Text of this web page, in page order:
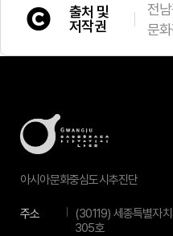
출처 및
저작권
전
문
아시아문화중심도시추진단
주소
(30119) 세종특별자
305호